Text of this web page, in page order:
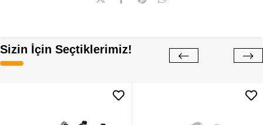
Sizin İçin Seçtiklerimiz!